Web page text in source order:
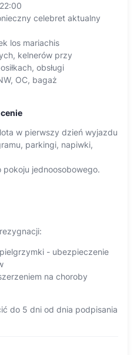
celebret aktualny
los mariachis
kelnerów przy
obsługi
OC, bagaż
w pierwszy dzień wyjazdu
parkingi, napiwki,
pokoju jednoosobowego.
- ubezpieczenie
na choroby
do 5 dni od dnia podpisania